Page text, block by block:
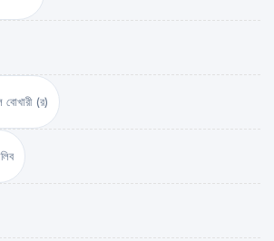
বোখারী (র)